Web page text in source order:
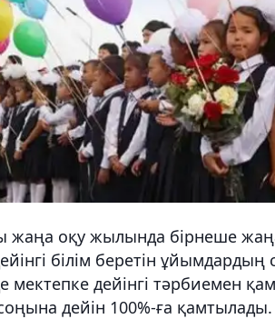
жаңа оқу жылында бірнеше
білім беретін
мектепке дейінгі тәрбиемен
дейін 100%-ға қамтылады.